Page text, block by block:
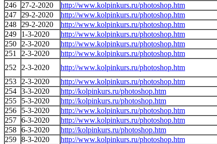
246
27-2-2020
http://www.kolpinkurs.ru/photoshop.htm
247
29-2-2020
http://www.kolpinkurs.ru/photoshop.htm
248
29-2-2020
http://www.kolpinkurs.ru/photoshop.htm
249
1-3-2020
http://www.kolpinkurs.ru/photoshop.htm
250
2-3-2020
http://www.kolpinkurs.ru/photoshop.htm
251
2-3-2020
http://www.kolpinkurs.ru/photoshop.htm
252
2-3-2020
http://www.kolpinkurs.ru/photoshop.htm
253
2-3-2020
http://www.kolpinkurs.ru/photoshop.htm
254 3-3-2020
http://kolpinkurs.ru/photoshop.htm
255
5-3-2020
http://kolpinkurs.ru/photoshop.htm
256
5-3-2020
http://www.kolpinkurs.ru/photoshop.htm
257 6-3-2020
http://www.kolpinkurs.ru/photoshop.htm
258 6-3-2020
http://kolpinkurs.ru/photoshop.htm
259 8-3-2020
http://www.kolpinkurs.ru/photoshop.htm